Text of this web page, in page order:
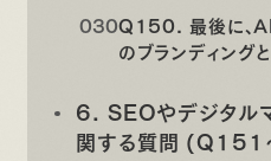
Q150. 最後に、
のブランディング
6. SEOやデジタル
関する質問